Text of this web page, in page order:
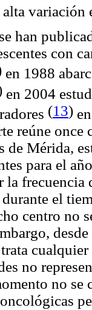
variación
han
con
en 1988
en 2004
(13)
reúne
de Mérida,
para el
la frecuencia
el
centro no
no
no